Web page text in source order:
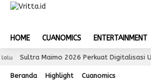
HOME CUANOMICS ENTERTAINMENT
Maimo 2026 Perkuat Digitalisasi UMKM,
Beranda Highlight Cuanomics